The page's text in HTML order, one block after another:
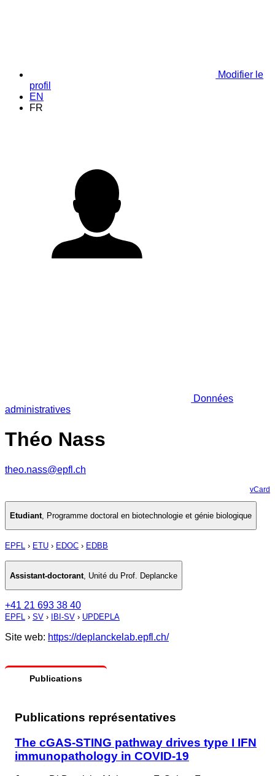
Modifier le
profil
EN
FR
Données
administratives
Théo Nass
theo.nass@epfl.ch
vCard
Etudiant, Programme doctoral en biotechnologie et génie biologique
EPFL › ETU › EDOC › EDBB
Assistant-doctorant Unité du Prof. Deplancke
+41 21 693 38 40
EPFL › SV › IBI-SV › UPDEPLA
Site web: https://deplanckelab.epfl.ch/
Publications
Publications représentatives
The cGAS-STING pathway drives type I IFN
immunopathology in COVID-19